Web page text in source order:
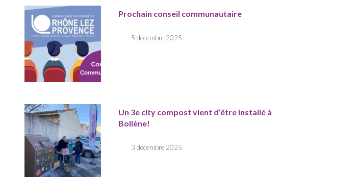
Prochain conseil communautaire
5 décembre 2025
Un 3e city compost vient d’être installé à
Bollène!
3 décembre 2025